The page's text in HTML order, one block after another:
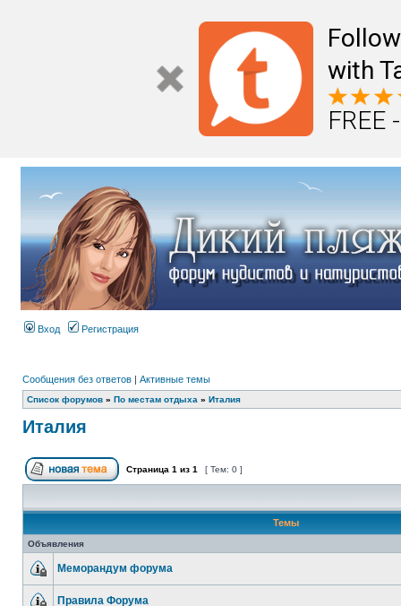
with
FREE
Вход Регистрация
Сообщения без ответов | Активные темы
Список форумов » По местам отдыха » Италия
Италия
Страница 1 из 1 [ Тем: 0 ]
Темы
Объявления
Меморандум форума
Правила Форума